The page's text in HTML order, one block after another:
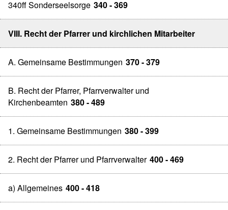
340ff Sonderseelsorge 340 - 369
VIII. Recht der Pfarrer und kirchlichen Mitarbeiter
A. Gemeinsame Bestimmungen 370 - 379
B. Recht der Pfarrer, Pfarrverwalter und
Kirchenbeamten 380 - 489
1. Gemeinsame Bestimmungen 380 - 399
2. Recht der Pfarrer und Pfarrverwalter 400 - 469
a) Allgemeines 400 - 418